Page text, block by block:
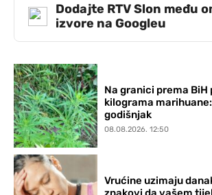
Dodajte RTV Slon među
izvore na Googleu
Na granici prema BiH
kilograma
godišnjak
08.08.2026. 12:50
Vrućine uzimaju